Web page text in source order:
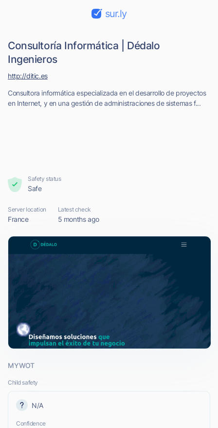
sur.ly
Consultoría Informática | Dédalo
Ingenieros
Consultora informática especializada en el desarrollo de proyectos
en Internet, y en una gestión de administraciones de sistemas f...
http://ditic.es
Safety status
Safe
Server location
France
Latest check
5 months ago
MYWOT
Child safety
N/A
Confidence